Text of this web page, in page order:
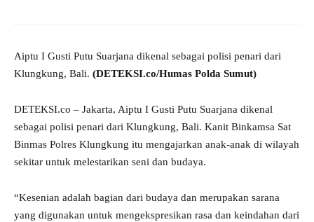
Aiptu I Gusti Putu Suarjana dikenal sebagai polisi penari dari
Klungkung, Bali. (DETEKSI.co/Humas Polda Sumut)
DETEKSI.co – Jakarta, Aiptu I Gusti Putu Suarjana dikenal
sebagai polisi penari dari Klungkung, Bali. Kanit Binkamsa Sat
Binmas Polres Klungkung itu mengajarkan anak-anak di wilayah
sekitar untuk melestarikan seni dan budaya.
“Kesenian adalah bagian dari budaya dan merupakan sarana
yang digunakan untuk mengekspresikan rasa dan keindahan dari